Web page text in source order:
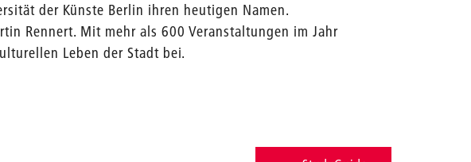
der Künste Berlin ihren heutigen Namen.
Rennert. Mit mehr als 600 Veranstaltungen im Jahr
Leben der Stadt bei.